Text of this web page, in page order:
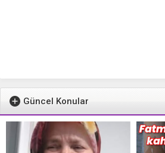
Güncel Konular